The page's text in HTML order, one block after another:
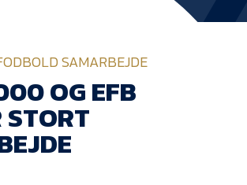
Esbjerg fB
SAMARBEJDE
OG EFB